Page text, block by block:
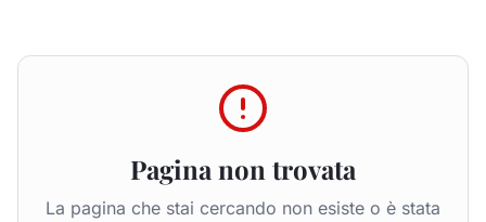
Pagina non trovata
La pagina che stai cercando non esiste o è stata